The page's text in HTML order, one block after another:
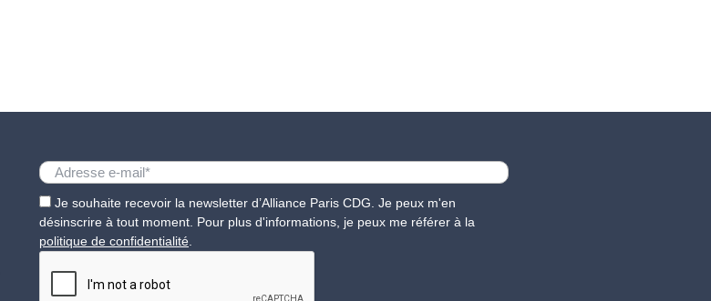
Je souhaite recevoir la newsletter d’Alliance Paris CDG. Je peux m'en
désinscrire à tout moment. Pour plus d'informations, je peux me référer à la
politique de confidentialité